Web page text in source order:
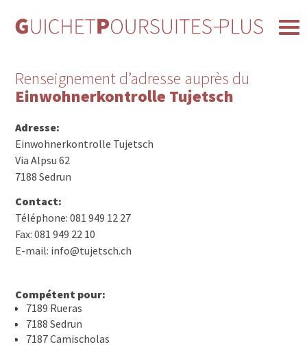
Renseignement d’adresse auprès du
Einwohnerkontrolle Tujetsch
Adresse:
Einwohnerkontrolle Tujetsch
Via Alpsu 62
7188 Sedrun
Contact:
Téléphone: 081 949 12 27
Fax: 081 949 22 10
E-mail: info@tujetsch.ch
Compétent pour:
7189 Rueras
7188 Sedrun
7187 Camischolas